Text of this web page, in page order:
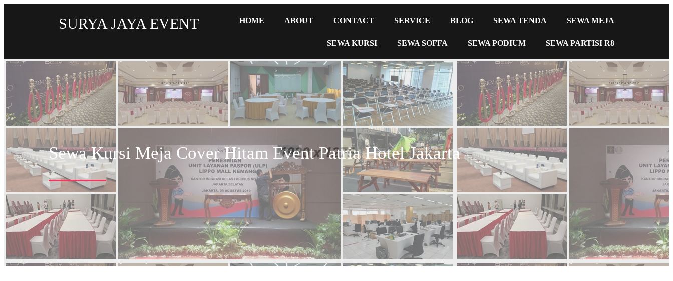
SURYA JAYA EVENT HOME ABOUT CONTACT SERVICE BLOG SEWA TENDA SEWA MEJA
SEWA KURSI SEWA SOFFA SEWA PODIUM SEWA PARTISI R8
Sewa Kursi Meja Cover Hitam Event Patria Hotel Jakarta